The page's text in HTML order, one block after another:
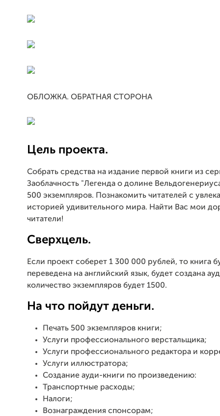
ОБЛОЖКА. ОБРАТНАЯ СТОРОНА
Цель проекта.
Собрать средства на издание первой книги из
Заоблачность "Легенда о долине
500 экземпляров. Познакомить читателей с
историей удивительного мира. Найти Вас мои
читатели!
Сверхцель.
Если проект соберет 1 300 000 рублей, то книга
переведена на английский язык, будет создана
количество экземпляров будет 1500.
На что пойдут деньги.
Печать 500 экземпляров книги;
Услуги профессионального верстальщика;
Услуги профессионального редактора и
Услуги иллюстратора;
Создание ауди-книги по произведению:
Транспортные расходы;
Налоги;
Вознаграждения спонсорам;